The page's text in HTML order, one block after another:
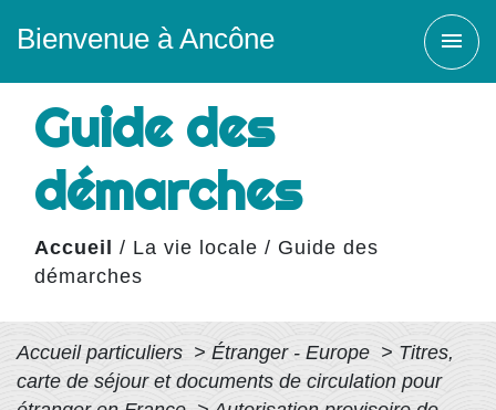
Bienvenue à Ancône menu
Guide des
démarches
Accueil / La vie locale / Guide des
démarches
Accueil particuliers > Étranger - Europe > Titres,
carte de séjour et documents de circulation pour